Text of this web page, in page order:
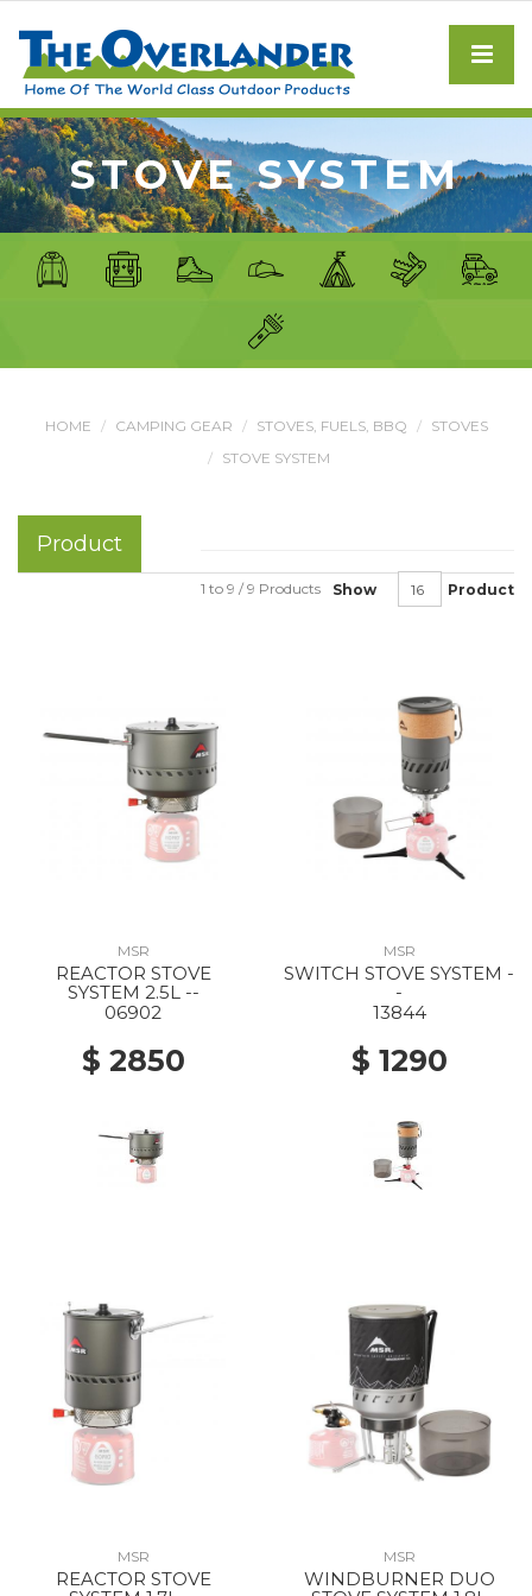
STOVE SYSTEM
HOME CAMPING GEAR STOVES, FUELS, BBQ
STOVES
STOVE SYSTEM
Product
Show Product
1 to 9 / 9 Products
MSR
REACTOR STOVE
SYSTEM 2.5L --
06902
$ 2850
MSR
SWITCH STOVE SYSTEM -
-
13844
$ 1290
MSR
REACTOR STOVE
MSR
WINDBURNER DUO